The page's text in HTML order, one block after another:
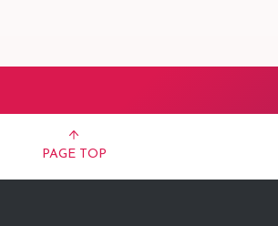
PAGE TOP